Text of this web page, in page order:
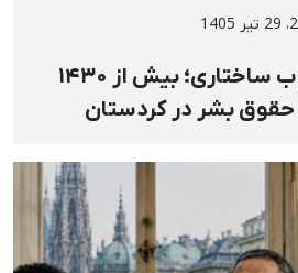
گزارش ۶ ماه سرکوب ساختاری؛ بیش از ۱۴۳۰
بشر در کردستان